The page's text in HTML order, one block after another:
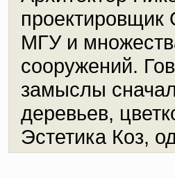
проектировщик
МГУ и
сооружений.
замыслы
деревьев,
Эстетика Коз,